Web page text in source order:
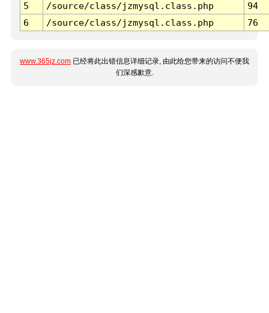
5
/source/class/jzmysql.class.php
94
6
/source/class/jzmysql.class.php 76
www.365jz.com 已经将此出错信息详细记录, 由此给您带来的访问不便我
们深感歉意.